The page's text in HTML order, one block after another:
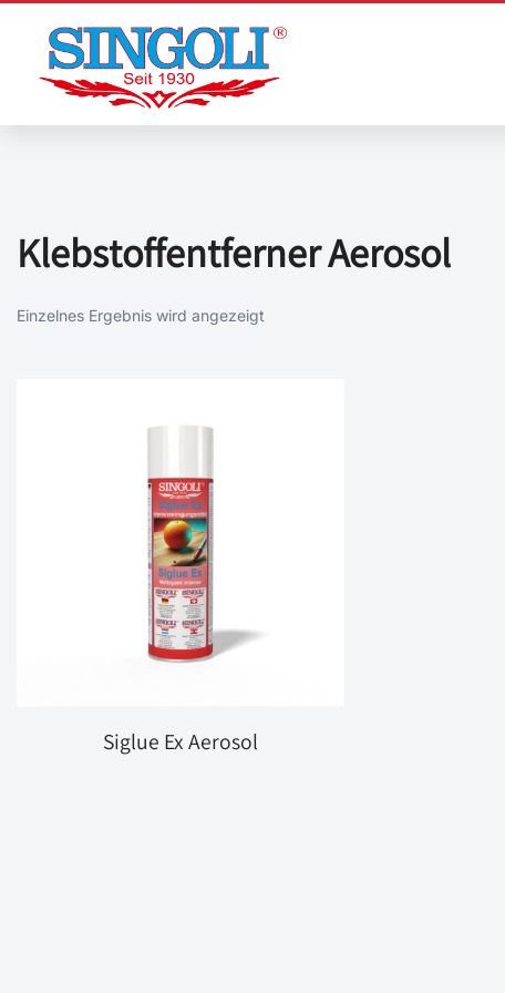
springen
Klebstoffentferner Aerosol
Einzelnes Ergebnis wird angezeigt
Siglue Ex Aerosol